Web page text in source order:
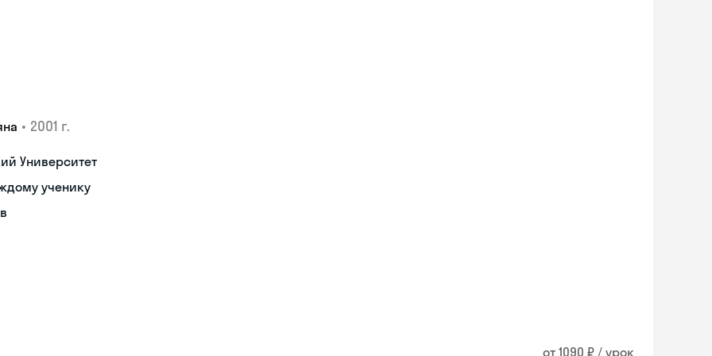
• 2001 г.
Университет
ученику
от 1090 ₽ / урок